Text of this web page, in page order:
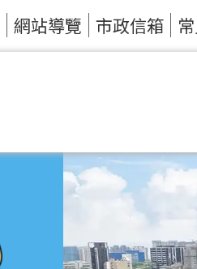
網站導覽 市政信箱